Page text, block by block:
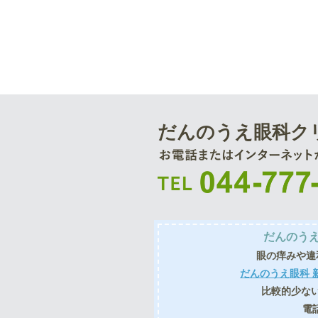
だんのうえ眼科ク
だんのう
眼の痒みや
だんのうえ眼科
比較的少な
電